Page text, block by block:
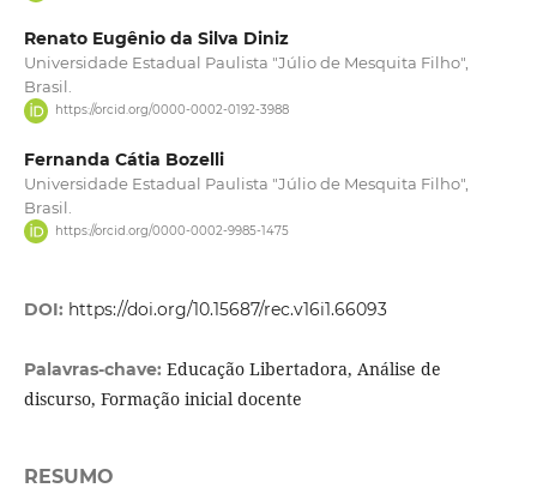
Renato Eugênio da Silva Diniz
Universidade Estadual Paulista "Júlio de Mesquita Filho",
Brasil.
https://orcid.org/0000-0002-0192-3988
Fernanda Cátia Bozelli
Universidade Estadual Paulista "Júlio de Mesquita Filho",
Brasil.
https://orcid.org/0000-0002-9985-1475
DOI: https://doi.org/10.15687/rec.v16i1.66093
Palavras-chave: Educação Libertadora, Análise de
discurso, Formação inicial docente
RESUMO